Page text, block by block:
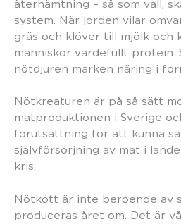
återhämtning – så som vall,
system. När jorden vilar
gräs och klöver till mjölk och
människor värdefullt protein.
nötdjuren marken näring i
Nötkreaturen är på så sätt
matproduktionen i Sverige
förutsättning för att kunna
självförsörjning av mat i
kris.
Nötkött är inte beroende av
produceras året om. Det är